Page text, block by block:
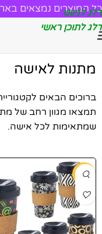
דלג לניווט
דלג לתוכן ראשי
כל המוצרים נמצאים
מתנות לאישה
ברוכים הבאים
תמצאו מגוון רחב של
שמתאימות לכל אישה.
-16%